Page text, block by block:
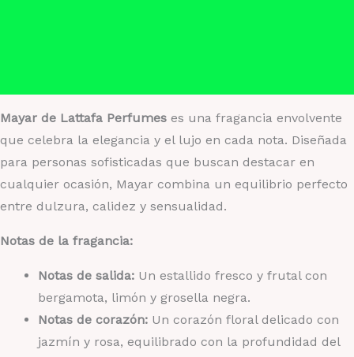
Mayar de Lattafa Perfumes es una fragancia envolvente
que celebra la elegancia y el lujo en cada nota. Diseñada
para personas sofisticadas que buscan destacar en
cualquier ocasión, Mayar combina un equilibrio perfecto
entre dulzura, calidez y sensualidad.
Notas de la fragancia:
Notas de salida: Un estallido fresco y frutal con
bergamota, limón y grosella negra.
Notas de corazón: Un corazón floral delicado con
jazmín y rosa, equilibrado con la profundidad del